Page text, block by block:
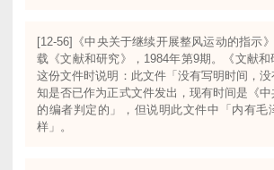
[12-56]《中央关于继续开展整风运动的指示
载《文献和研究》，1984年第9期。《文献
这份文件时说明：此文件「没有写明时间，
知是否已作为正式文件发出，现有时间是《中
的编者判定的」，但说明此文件中「内有毛
样」。